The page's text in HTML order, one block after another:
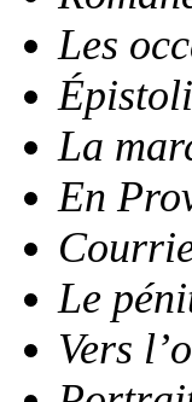
Les
La
En
Le
Vers